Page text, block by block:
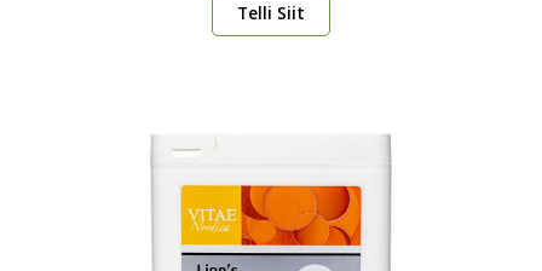
Telli Siit